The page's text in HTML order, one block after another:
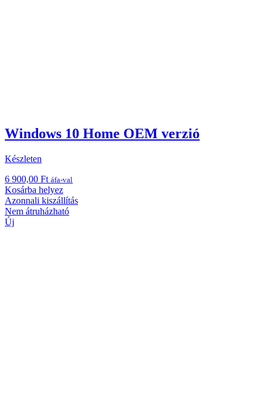
Windows 10 Home OEM verzió
Készleten
6 900,00 Ft áfa-val
Kosárba helyez
Azonnali kiszállítás
Nem átruházható
Új